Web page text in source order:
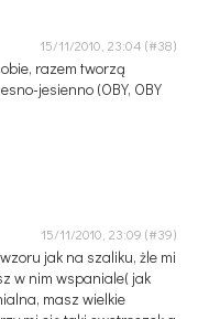
15/11/2010, 23:04
razem tworzą
jesienno (OBY, OBY
15/11/2010, 23:09
jak na szaliku, żle mi
w nim wspaniale( jak
masz wielkie